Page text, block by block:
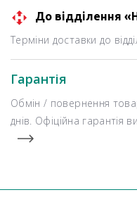
До відділення
Терміни доставки до
Гарантія
Обмін / повернення
днів. Офіційна гарантія